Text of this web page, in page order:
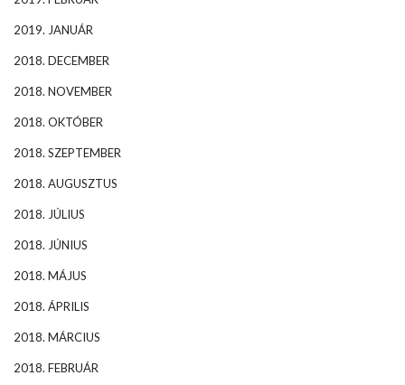
2019. JANUÁR
2018. DECEMBER
2018. NOVEMBER
2018. OKTÓBER
2018. SZEPTEMBER
2018. AUGUSZTUS
2018. JÚLIUS
2018. JÚNIUS
2018. MÁJUS
2018. ÁPRILIS
2018. MÁRCIUS
2018. FEBRUÁR